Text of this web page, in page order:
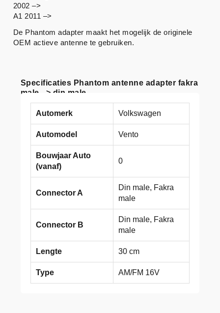
Specificaties Phantom antenne adapter fakra
male –> din male
Automerk Volkswagen
Automodel Vento
Bouwjaar Auto
(vanaf)
0
Connector A
Din male, Fakra
male
Connector B
Din male, Fakra
male
Lengte 30 cm
Type AM/FM 16V
2002 –>
A1 2011 –>
De Phantom adapter maakt het mogelijk de originele
OEM actieve antenne te gebruiken.